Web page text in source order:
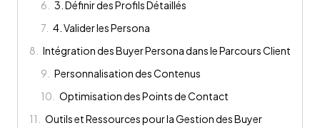
6
3. Définir des Profils Détaillés
7 4. Valider les Persona
8
Intégration des Buyer Persona dans le Parcours Client
9
Personnalisation des Contenus
10
Optimisation des Points de Contact
11
Outils et Ressources pour la Gestion des Buyer